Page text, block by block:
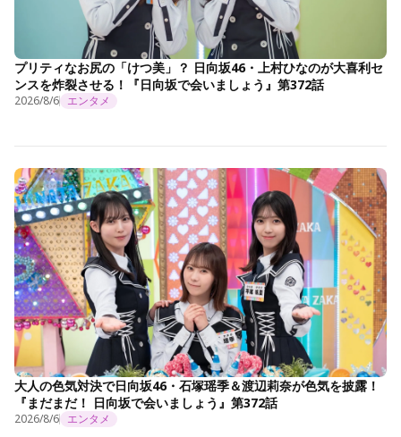
プリティなお尻の「けつ美」？ 日向坂46・上村ひなのが大喜利セ
ンスを炸裂させる！『日向坂で会いましょう』第372話
2026/8/6 エンタメ
大人の色気対決で日向坂46・石塚瑶季＆渡辺莉奈が色気を披露！
『まだまだ！ 日向坂で会いましょう』第372話
2026/8/6 エンタメ